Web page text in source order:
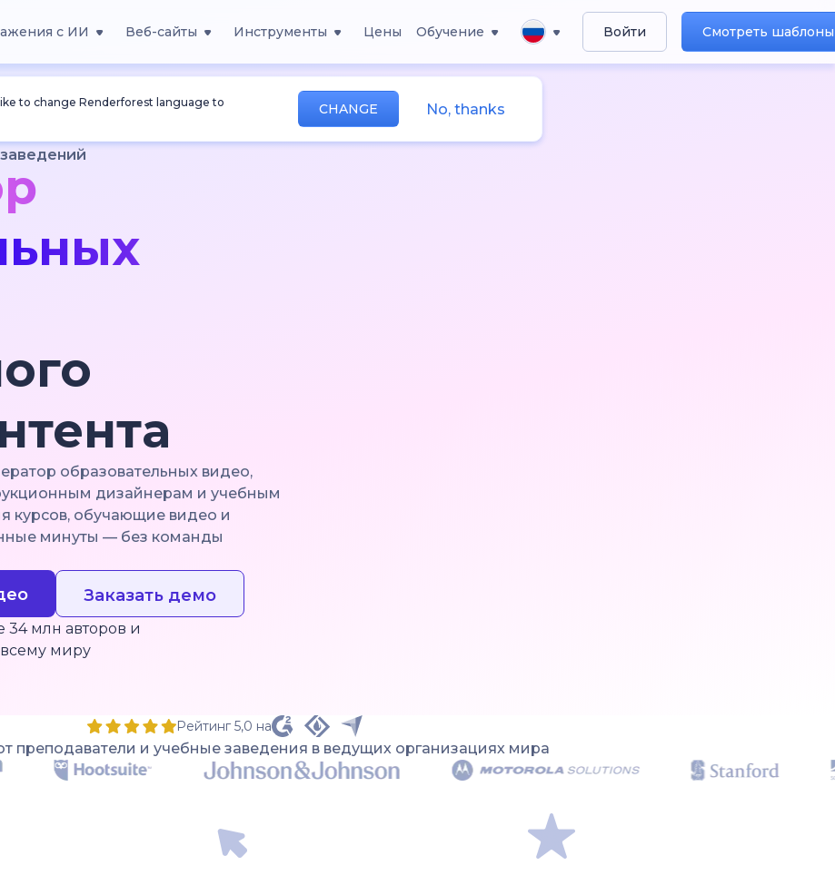
с ИИ Веб-сайты Инструменты Цены Обучение Войти Смотреть шаблоны
to change Renderforest language to
CHANGE No, thanks
образовательных видео,
дизайнерам и учебным
курсов, обучающие видео и
минуты — без команды
Заказать демо
34 млн авторов и
миру
Рейтинг 5,0 на
преподаватели и учебные заведения в ведущих организациях мира